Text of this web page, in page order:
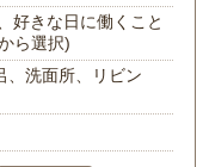
好きな日に働くこと
ら選択)
、洗面所、リビン